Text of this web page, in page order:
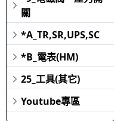
關
*A_TR,SR,UPS,SC
*B_電表(HM)
25_工具(其它)
Youtube專區